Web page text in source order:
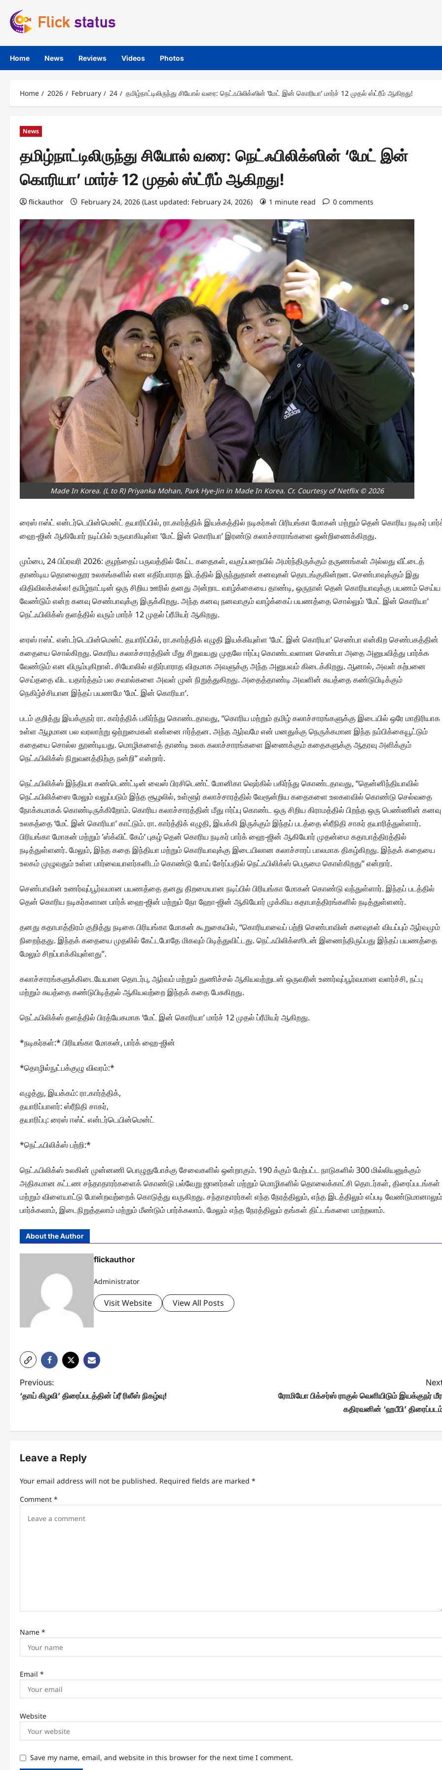
content
Home News Reviews Videos Photos
Home 2026 February 24 தமிழ்நாட்டிலிருந்து சியோல் வரை: நெட்ஃபிலிக்ஸின் ‘மேட் இன் கொரியா’ மார்ச் 12 முதல் ஸ்ட்ரீம் ஆகிறது!
News
தமிழ்நாட்டிலிருந்து சியோல் வரை: நெட்ஃபிலிக்ஸின் ‘மேட் இன்
கொரியா’ மார்ச் 12 முதல் ஸ்ட்ரீம் ஆகிறது!
flickauthor February 24, 2026 (Last updated: February 24, 2026) 1 minute read 0 comments
Made In Korea. (L to R) Priyanka Mohan, Park Hye-Jin in Made In Korea. Cr. Courtesy of Netflix © 2026
ரைஸ் ஈஸ்ட் என்டர்டெயின்மென்ட் தயாரிப்பில், ரா.கார்த்திக் இயக்கத்தில் நடிகர்கள் பிரியங்கா மோகன் மற்றும் தென் கொரிய நடிகர்
ஹை-ஜின் ஆகியோர் நடிப்பில் உருவாகியுள்ள ’மேட் இன் கொரியா’ இரண்டு கலாச்சாராங்களை ஒன்றிணைக்கிறது.
மும்பை, 24 பிப்ரவரி 2026: குழந்தைப் பருவத்தில் கேட்ட கதைகள், வகுப்பறையில் அமர்ந்திருக்கும் தருணங்கள் அல்லது வீட்டைத்
தாண்டிய தொலைதூர உலகங்களில் என எதிர்பாராத இடத்தில் இருந்துதான் கனவுகள் தொடங்குகின்றன. செண்பாவுக்கும் இது
விதிவிலக்கல்ல! தமிழ்நாட்டின் ஒரு சிறிய ஊரில் தனது அன்றாட வாழ்க்கையை தாண்டி, ஒருநாள் தென் கொரியாவுக்கு பயணம் செய்ய
வேண்டும் என்ற கனவு செண்பாவுக்கு இருக்கிறது. அந்த கனவு நனவாகும் வாழ்க்கைப் பயணத்தை சொல்லும் ‘மேட் இன் கொரியா’
நெட்ஃபிலிக்ஸ் தளத்தில் வரும் மார்ச் 12 முதல் ப்ரீமியர் ஆகிறது.
ரைஸ் ஈஸ்ட் என்டர்டெயின்மென்ட் தயாரிப்பில், ரா.கார்த்திக் எழுதி இயக்கியுள்ள ‘மேட் இன் கொரியா’ செண்பா என்கிற செண்பகத்தின்
கதையை சொல்கிறது. கொரிய கலாச்சாரத்தின் மீது சிறுவயது முதலே ஈர்ப்பு கொண்டவளான செண்பா அதை அனுபவித்து பார்க்க
வேண்டும் என விரும்புகிறாள். சியோலில் எதிர்பாராத விதமாக அவளுக்கு அந்த அனுபவம் கிடைக்கிறது. ஆனால், அவள் கற்பனை
செய்ததை விட யதார்த்தம் பல சவால்களை அவள் முன் நிறுத்துகிறது. அதைத்தாண்டி அவளின் சுயத்தை கண்டுபிடிக்கும்
நெகிழ்ச்சியான இந்தப் பயணமே ‘மேட் இன் கொரியா’.
படம் குறித்து இயக்குநர் ரா. கார்த்திக் பகிர்ந்து கொண்டதாவது, “கொரிய மற்றும் தமிழ் கலாச்சாரங்களுக்கு இடையில் ஒரே மாதிரியாக
உள்ள ஆழமான பல வரலாற்று ஒற்றுமைகள் என்னை ஈர்த்தன. அந்த ஆர்வமே என் மனதுக்கு நெருக்கமான இந்த நம்பிக்கையூட்டும்
கதையை சொல்ல தூண்டியது. மொழிகளைத் தாண்டி உலக கலாச்சாரங்களை இணைக்கும் கதைகளுக்கு ஆதரவு அளிக்கும்
நெட்ஃபிலிக்ஸ் நிறுவனத்திற்கு நன்றி” என்றார்.
நெட்ஃபிலிக்ஸ் இந்தியா கண்டெண்ட்டின் வைஸ் பிரசிடெண்ட் மோனிகா ஷெர்கில் பகிர்ந்து கொண்டதாவது, “தென்னிந்தியாவில்
நெட்ஃபிலிக்ஸை மேலும் வலுப்படும் இந்த சூழலில், உள்ளூர் கலாச்சாரத்தில் வேரூன்றிய கதைகளை உலகளவில் கொண்டு செல்வதை
நோக்கமாகக் கொண்டிருக்கிறோம். கொரிய கலாச்சாரத்தின் மீது ஈர்ப்பு கொண்ட ஒரு சிறிய கிராமத்தில் பிறந்த ஒரு பெண்ணின் கனவு
உலகத்தை ‘மேட் இன் கொரியா’ காட்டும். ரா. கார்த்திக் எழுதி, இயக்கி இருக்கும் இந்தப் படத்தை ஸ்ரீநிதி சாகர் தயாரித்துள்ளார்.
பிரியங்கா மோகன் மற்றும் ’ஸ்க்விட் கேம்’ புகழ் தென் கொரிய நடிகர் பார்க் ஹை-ஜின் ஆகியோர் முதன்மை கதாபாத்திரத்தில்
நடித்துள்ளனர். மேலும், இந்த கதை இந்தியா மற்றும் கொரியாவுக்கு இடையிலான கலாச்சாரப் பாலமாக திகழ்கிறது. இந்தக் கதையை
உலகம் முழுவதும் உள்ள பார்வையாளர்களிடம் கொண்டு போய் சேர்ப்பதில் நெட்ஃபிலிக்ஸ் பெருமை கொள்கிறது” என்றார்.
செண்பாவின் உணர்வுப்பூர்வமான பயணத்தை தனது திறமையான நடிப்பில் பிரியங்கா மோகன் கொண்டு வந்துள்ளார். இந்தப் படத்தில்
தென் கொரிய நடிகர்களான பார்க் ஹை-ஜின் மற்றும் நோ ஹோ-ஜின் ஆகியோர் முக்கிய கதாபாத்திரங்களில் நடித்துள்ளனர்.
தனது கதாபாத்திரம் குறித்து நடிகை பிரியங்கா மோகன் கூறுகையில், “கொரியாவைப் பற்றி செண்பாவின் கனவுகள் வியப்பும் ஆர்வமும்
நிறைந்தது. இந்தக் கதையை முதலில் கேட்டபோதே மிகவும் பிடித்துவிட்டது. நெட்ஃபிலிக்ஸூடன் இணைந்திருப்பது இந்தப் பயணத்தை
மேலும் சிறப்பாக்கியுள்ளது”.
கலாச்சாரங்களுக்கிடையேயான தொடர்பு, ஆர்வம் மற்றும் துணிச்சல் ஆகியவற்றுடன் ஒருவரின் உணர்வுப்பூர்வமான வளர்ச்சி, நட்பு
மற்றும் சுயத்தை கண்டுபிடித்தல் ஆகியவற்றை இந்தக் கதை பேசுகிறது.
நெட்ஃபிலிக்ஸ் தளத்தில் பிரத்யேகமாக ‘மேட் இன் கொரியா’ மார்ச் 12 முதல் ப்ரீமியர் ஆகிறது.
*நடிகர்கள்:* பிரியங்கா மோகன், பார்க் ஹை-ஜின்
*தொழில்நுட்பக்குழு விவரம்:*
எழுத்து, இயக்கம்: ரா.கார்த்திக்,
தயாரிப்பாளர்: ஸ்ரீநிதி சாகர்,
தயாரிப்பு: ரைஸ் ஈஸ்ட் என்டர்டெயின்மென்ட்
*நெட்ஃபிலிக்ஸ் பற்றி:*
நெட்ஃபிலிக்ஸ் உலகின் முன்னணி பொழுதுபோக்கு சேவைகளில் ஒன்றாகும். 190 க்கும் மேற்பட்ட நாடுகளில் 300 மில்லியனுக்கும்
அதிகமான கட்டண சந்தாதாரர்களைக் கொண்டு பல்வேறு ஜானர்கள் மற்றும் மொழிகளில் தொலைக்காட்சி தொடர்கள், திரைப்படங்கள்
மற்றும் விளையாட்டு போன்றவற்றைக் கொடுத்து வருகிறது. சந்தாதாரர்கள் எந்த நேரத்திலும், எந்த இடத்திலும் எப்படி வேண்டுமானாலும்
பார்க்கலாம், இடைநிறுத்தலாம் மற்றும் மீண்டும் பார்க்கலாம். மேலும் எந்த நேரத்திலும் தங்கள் திட்டங்களை மாற்றலாம்.
About the Author
flickauthor
Administrator
Visit Website View All Posts
P
o
n
i
n
Previous:
‘தாய் கிழவி’ திரைப்படத்தின் ப்ரீ ரிலீஸ் நிகழ்வு!
ரோமியோ பிக்சர்ஸ் ராகுல் வெளியிடும் இயக்குநர்
கதிரவனின் ‘ஹபீபி’
Leave a Reply
Your email address will not be published. Required fields are marked *
Comment *
Name *
Email *
Website
Save my name, email, and website in this browser for the next time I comment.